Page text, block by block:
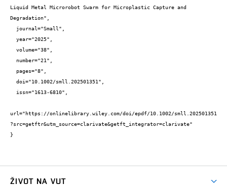
Liquid Metal Microrobot Swarm for Microplastic Capture and
Degradation",
url="https://onlinelibrary.wiley.com/doi/epdf/10.1002/smll.202501351
?src=getftr&utm_source=clarivate&getft_integrator=clarivate"
}
ŽIVOT NA VUT